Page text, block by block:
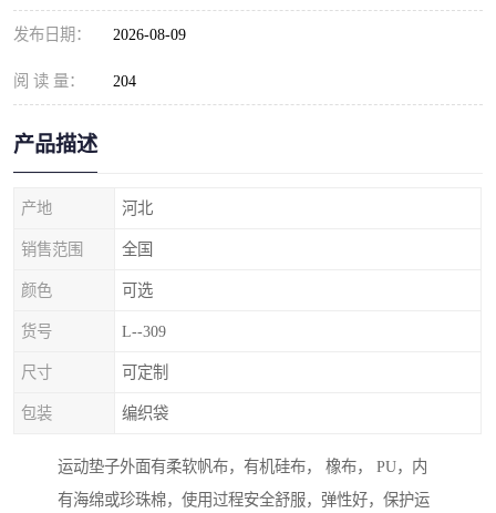
发布日期： 2026-08-09
阅 读 量： 204
产品描述
产地 河北
销售范围 全国
颜色 可选
货号 L--309
尺寸 可定制
包装 编织袋
运动垫子外面有柔软帆布，有机硅布， 橡布， PU，内
有海绵或珍珠棉，使用过程安全舒服，弹性好，保护运